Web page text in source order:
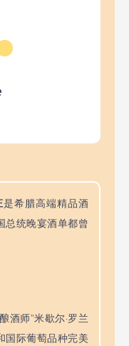
是希腊高端精品酒
总统晚宴酒单都曾
酒师”米歇尔·罗兰
国际葡萄品种完美